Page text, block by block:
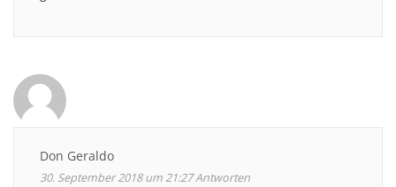
Don Geraldo
30. September 2018 um 21:27Antworten